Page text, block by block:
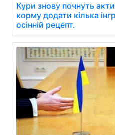
Кури знову почнуть
корму додати кілька
осінній рецепт.